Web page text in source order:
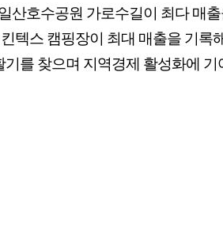
산호수공원 가로수길이 최다 매
텍스 캠핑장이 최대 매출을 기록
를 찾으며 지역경제 활성화에 기